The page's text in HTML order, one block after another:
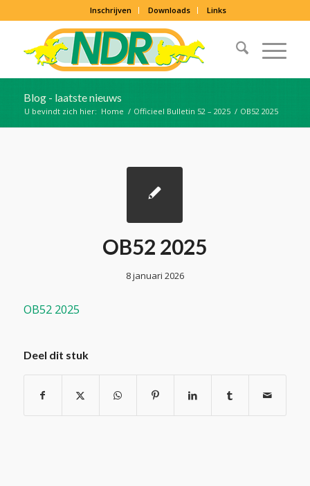
Inschrijven Downloads Links
Blog - laatste nieuws
U bevindt zich hier: Home / Officieel Bulletin 52 – 2025 / OB52 2025
OB52 2025
8 januari 2026
OB52 2025
Deel dit stuk